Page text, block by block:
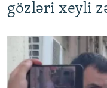
gözləri xeyli